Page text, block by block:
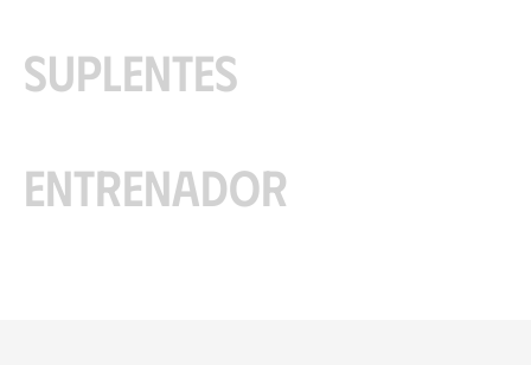
Suplentes
Entrenador